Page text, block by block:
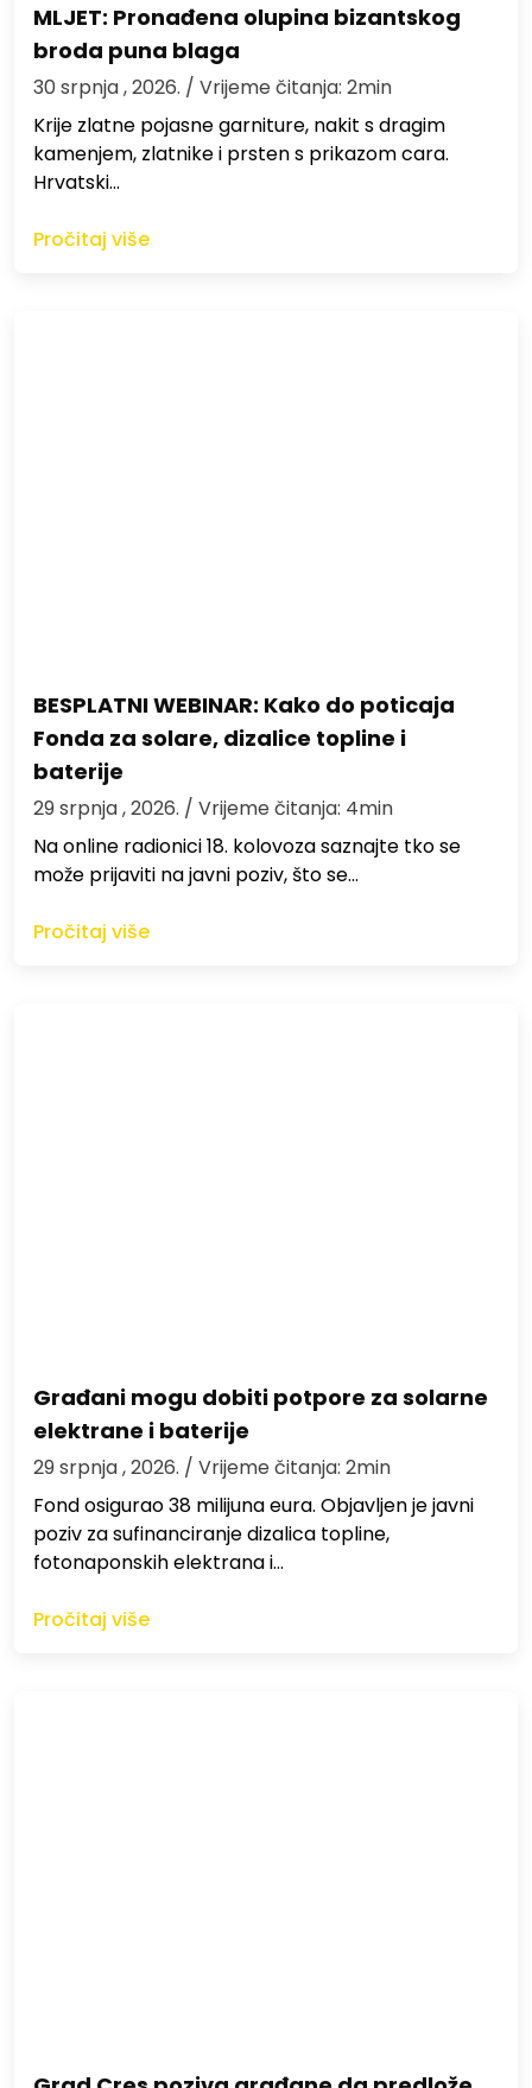
MLJET: Pronađena olupina bizantskog
broda puna blaga
30 srpnja , 2026. / Vrijeme čitanja: 2min
Krije zlatne pojasne garniture, nakit s dragim
kamenjem, zlatnike i prsten s prikazom cara.
Hrvatski…
Pročitaj više
BESPLATNI WEBINAR: Kako do poticaja
Fonda za solare, dizalice topline i
baterije
29 srpnja , 2026. / Vrijeme čitanja: 4min
Na online radionici 18. kolovoza saznajte tko se
može prijaviti na javni poziv, što se…
Pročitaj više
Građani mogu dobiti potpore za solarne
elektrane i baterije
29 srpnja , 2026. / Vrijeme čitanja: 2min
Fond osigurao 38 milijuna eura. Objavljen je javni
poziv za sufinanciranje dizalica topline,
fotonaponskih elektrana i…
Pročitaj više